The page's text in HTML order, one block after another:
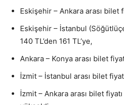
Eskişehir – Ankara arası bilet
Eskişehir – İstanbul
140 TL’den 161 TL’ye,
Ankara – Konya arası bilet
İzmit – İstanbul arası bilet
İzmit – Ankara arası bilet